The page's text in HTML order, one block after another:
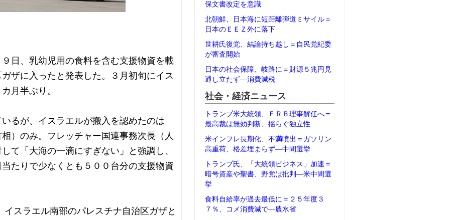
日、乳幼児用の食料を含む支援物資を載
ザに入ったと発表した。３月初旬にイス
月半ぶり。
るが、イスラエルが搬入を認めたのは
）のみ。フレッチャー国連事務次長（人
て「大海の一滴にすぎない」と強調し、
たりで少なくとも５００台分の支援物資
スラエル南部のパレスチナ自治区ガザと
保文書改定を意識
北朝鮮、日本海に短距離弾道ミサイル＝
日本のＥＥＺ外に落下
世耕氏復党、結論持ち越し＝自民党紀委
が審査開始
日本の社会保障、岐路に＝財源５兆円見
通し立たず―消費減税
社会・経済ニュース
トランプ米大統領、ＦＲＢ理事解任へ＝
最高裁は無効判断、揺らぐ独立性
米インフレ長期化、不満噴出＝ガソリン
高重荷、格差埋まらず―中間選挙
トランプ氏、「大統領ビジネス」加速＝
暗号資産や聖書、野党は批判―米中間選
挙
食料自給率が過去最低に＝２５年度３
７％、コメ消費減で―農水省